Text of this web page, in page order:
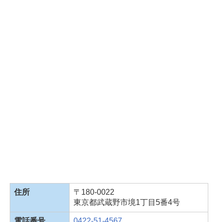
住所
〒180-0022
東京都武蔵野市境1丁目5番4号